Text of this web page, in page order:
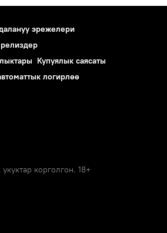
эрежелери
Купуялык саясаты
логирлөө
корголгон. 18+